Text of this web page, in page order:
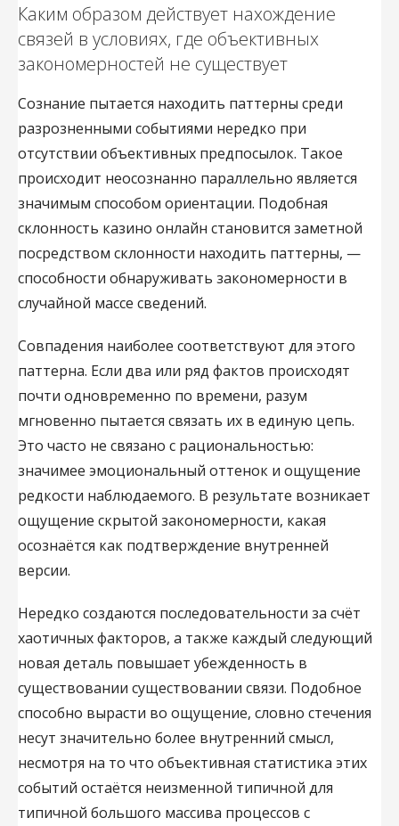
Каким образом действует нахождение
связей в условиях, где объективных
закономерностей не существует
Сознание пытается находить паттерны среди
разрозненными событиями нередко при
отсутствии объективных предпосылок. Такое
происходит неосознанно параллельно является
значимым способом ориентации. Подобная
склонность казино онлайн становится заметной
посредством склонности находить паттерны, —
способности обнаруживать закономерности в
случайной массе сведений.
Совпадения наиболее соответствуют для этого
паттерна. Если два или ряд фактов происходят
почти одновременно по времени, разум
мгновенно пытается связать их в единую цепь.
Это часто не связано с рациональностью:
значимее эмоциональный оттенок и ощущение
редкости наблюдаемого. В результате возникает
ощущение скрытой закономерности, какая
осознаётся как подтверждение внутренней
версии.
Нередко создаются последовательности за счёт
хаотичных факторов, а также каждый следующий
новая деталь повышает убежденность в
существовании существовании связи. Подобное
способно вырасти во ощущение, словно стечения
несут значительно более внутренний смысл,
несмотря на то что объективная статистика этих
событий остаётся неизменной типичной для
типичной большого массива процессов с